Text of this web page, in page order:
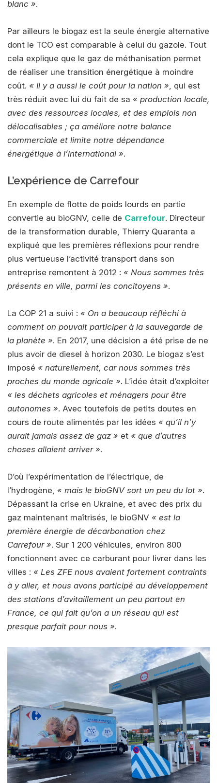
blanc ».
Par ailleurs le biogaz est la seule énergie alternative
dont le TCO est comparable à celui du gazole. Tout
cela explique que le gaz de méthanisation permet
de réaliser une transition énergétique à moindre
coût. « Il y a aussi le coût pour la nation » , qui est
très réduit avec lui du fait de sa « production locale,
avec des ressources locales, et des emplois non
délocalisables ; ça améliore notre balance
commerciale et limite notre dépendance
énergétique à l’international ».
L’expérience de Carrefour
En exemple de flotte de poids lourds en partie
convertie au bioGNV, celle de Carrefour. Directeur
de la transformation durable, Thierry Quaranta a
expliqué que les premières réflexions pour rendre
plus vertueuse l’activité transport dans son
entreprise remontent à 2012 : « Nous sommes très
présents en ville, parmi les concitoyens ».
La COP 21 a suivi : « On a beaucoup réfléchi à
comment on pouvait participer à la sauvegarde de
la planète ». En 2017, une décision a été prise de ne
plus avoir de diesel à horizon 2030. Le biogaz s’est
imposé « naturellement, car nous sommes très
proches du monde agricole ». L’idée était d’exploiter
« les déchets agricoles et ménagers pour être
autonomes ». Avec toutefois de petits doutes en
cours de route alimentés par les idées « qu’il n’y
aurait jamais assez de gaz » et « que d’autres
choses allaient arriver ».
D’où l’expérimentation de l’électrique, de
l’hydrogène, « mais le bioGNV sort un peu du lot ».
Dépassant la crise en Ukraine, et avec des prix du
gaz maintenant maîtrisés, le bioGNV « est la
première énergie de décarbonation chez
Carrefour ». Sur 1 200 véhicules, environ 800
fonctionnent avec ce carburant pour livrer dans les
villes : « Les ZFE nous avaient fortement contraints
à y aller, et nous avons participé au développement
des stations d’avitaillement un peu partout en
France, ce qui fait qu’on a un réseau qui est
presque parfait pour nous ».